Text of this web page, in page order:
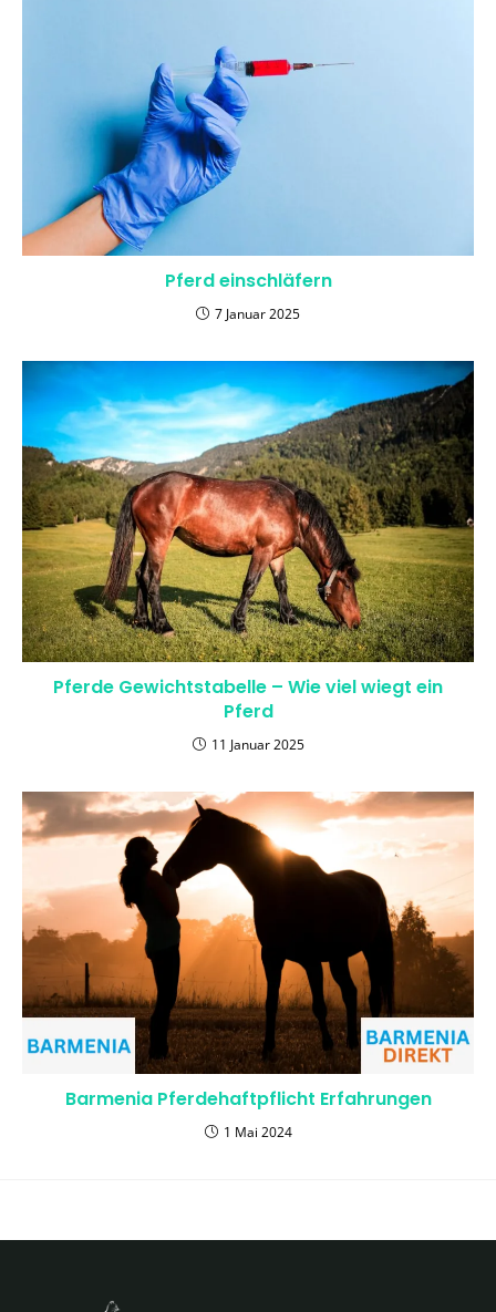
Pferd einschläfern
7 Januar 2025
Pferde Gewichtstabelle – Wie viel wiegt ein
Pferd
11 Januar 2025
Barmenia Pferdehaftpflicht Erfahrungen
1 Mai 2024